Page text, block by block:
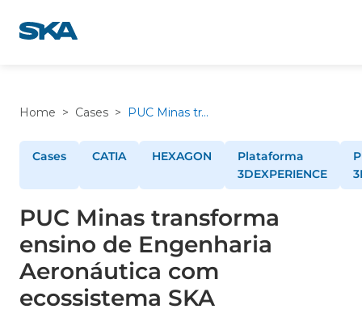
para
Home > Cases > PUC Minas transforma ensino de Engenharia Aeronáutica com ecossistema SKA
Cases CATIA HEXAGON
Plataforma
3DEXPERIENCE
PUC Minas transforma
ensino de Engenharia
Aeronáutica com
ecossistema SKA